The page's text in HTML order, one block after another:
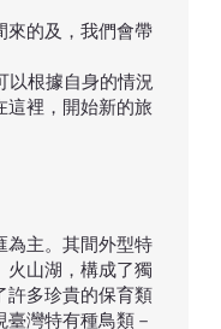
來的及，我們會帶
以根據自身的情況
這裡，開始新的旅
為主。其間外型特
火山湖，構成了獨
許多珍貴的保育類
灣特有種鳥類－